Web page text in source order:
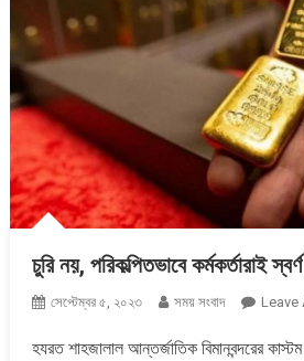
চুরি নয়, পরিকল্পিতভাবে কর্মকর্তারাই
সেপ্টেম্বর ৫, ২০২৩ সময় সংবাদ Leave
হযরত শাহজালাল আন্তর্জাতিক বিমানবন্দরের